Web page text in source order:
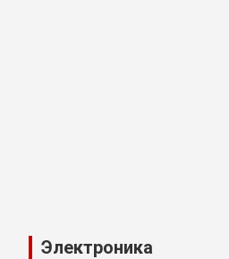
Электроника